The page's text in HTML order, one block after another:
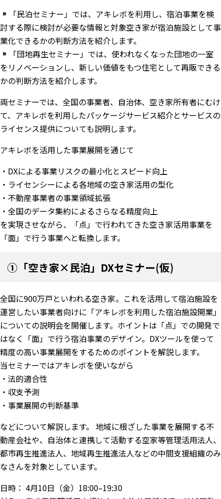
「民泊セミナー」では、アキレボを利用し、宿泊事業を検
討する際に検討が必要な情報と対象空き家が宿泊施設として事
業化できるかの判断方法を紹介します。
「団地再生セミナー」では、使われなくなった団地の一室
をリノベーションし、新しい価値をもつ住宅として再販できる
かの判断方法を紹介します。
両セミナーでは、全国の事業者、自治体、空き家所有者にむけ
て、アキレボを利用したパッケージサービス紹介とサービスの
ライセンス提供についても説明します。
アキレボを活用した事業展開を通じて
・DXによる事業リスクの最小化とスピード向上
・ライセンシーによる各地域の空き家活用の型化
・不動産事業者の事業領域拡張
・全国のデータ集約によるさらなる精度向上
を実現させながら、「点」で行われてきた空き家活用事業を
「面」で行う事業へと転換します。
①「空き家×民泊」DXセミナー(仮)
全国に900万戸といわれる空き家。これを活用して宿泊施設を
運営したい事業者向けに「アキレボを利用した宿泊施設開業」
についての説明会を開催します。ホイントは「点」での開発で
はなく「面」で行う宿泊事業のデザイン。DXツールを使って
精度の高い事業展開をするためのポイントを解説します。
当セミナーではアキレボを使いながら
・法的適合性
・収支予測
・事業展開の判断基準
などについて解説します。 地域に根ざした事業を展開する不
動産会社や、自治体と連携して活動する空家等管理活用法人、
都市再生推進法人、地域再生推進法人などの中間支援組織のみ
なさんを対象としています。
日時： 4月10日（金）18:00–19:30